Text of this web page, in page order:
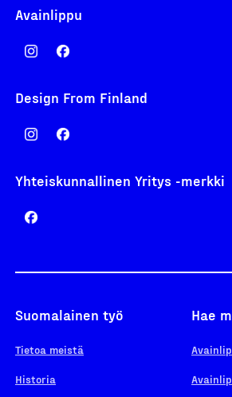
Avainlippu
Design From Finland
Yhteiskunnallinen Yritys -merkki
Suomalainen työ
Tietoa meistä
Historia
Hae